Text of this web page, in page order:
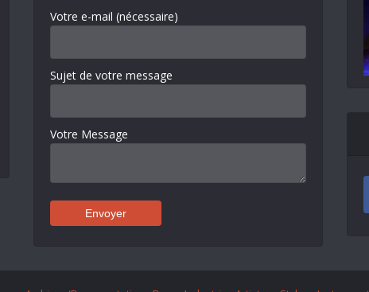
Votre e-mail (nécessaire)
Sujet de votre message
Votre Message